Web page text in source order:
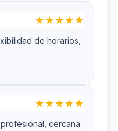
★★★★★
de horarios,
★★★★★
cercana